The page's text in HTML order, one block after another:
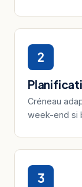
2
Créneau
week-end si
3